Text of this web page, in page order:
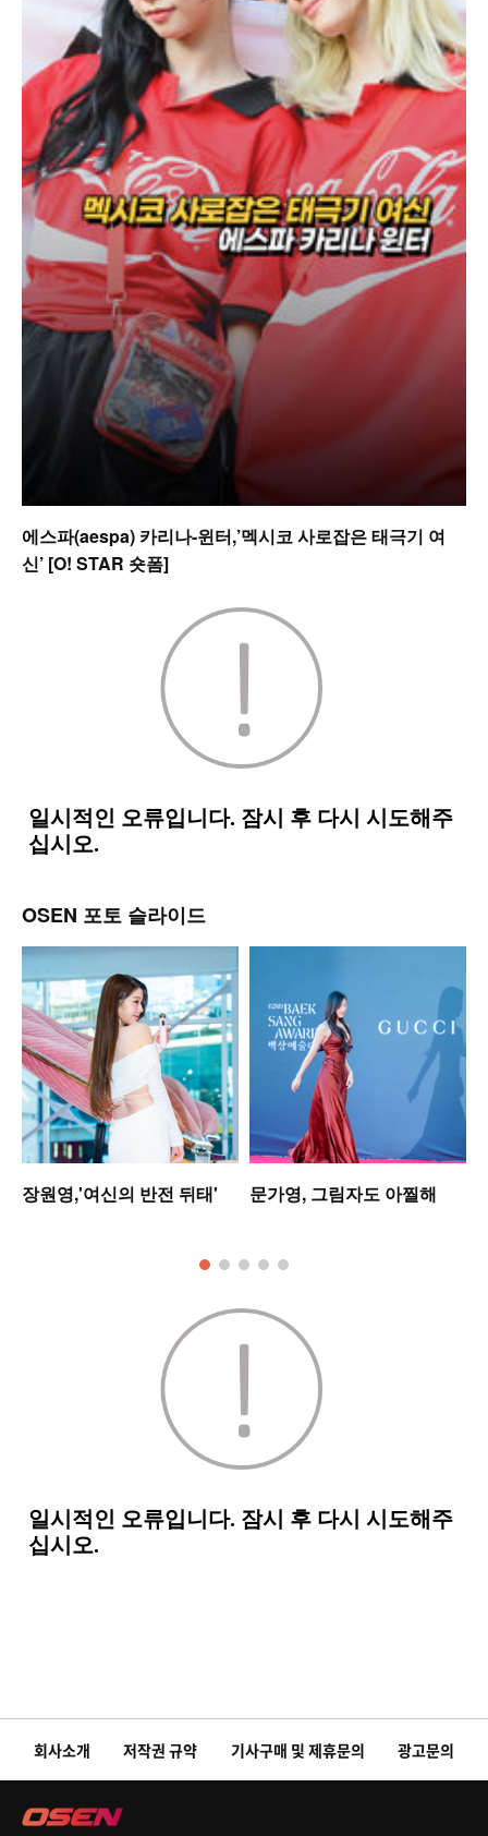
에스파(aespa) 카리나-윈터,’멕시코 사로잡은 태극기 여
신’ [O! STAR 숏폼]
OSEN 포토 슬라이드
장원영,'여신의 반전 뒤태' 문가영, 그림자도 아찔해
회사소개 저작권 규약 기사구매 및 제휴문의 광고문의